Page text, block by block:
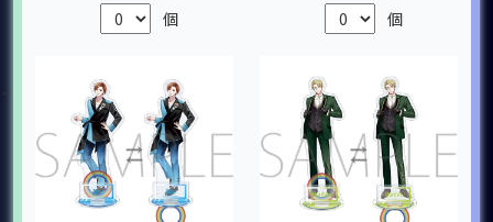
個
個